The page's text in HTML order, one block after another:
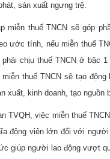
sản xuất ngưng trệ.
miễn thuế TNCN sẽ góp
ước tính, nếu miễn thuế
chịu thuế TNCN ở bậc
miễn thuế TNCN sẽ tạo
xuất, kinh doanh, tạo nguồn
TVQH, việc miễn thuế
động viên lớn đối với
giúp người lao động vượt